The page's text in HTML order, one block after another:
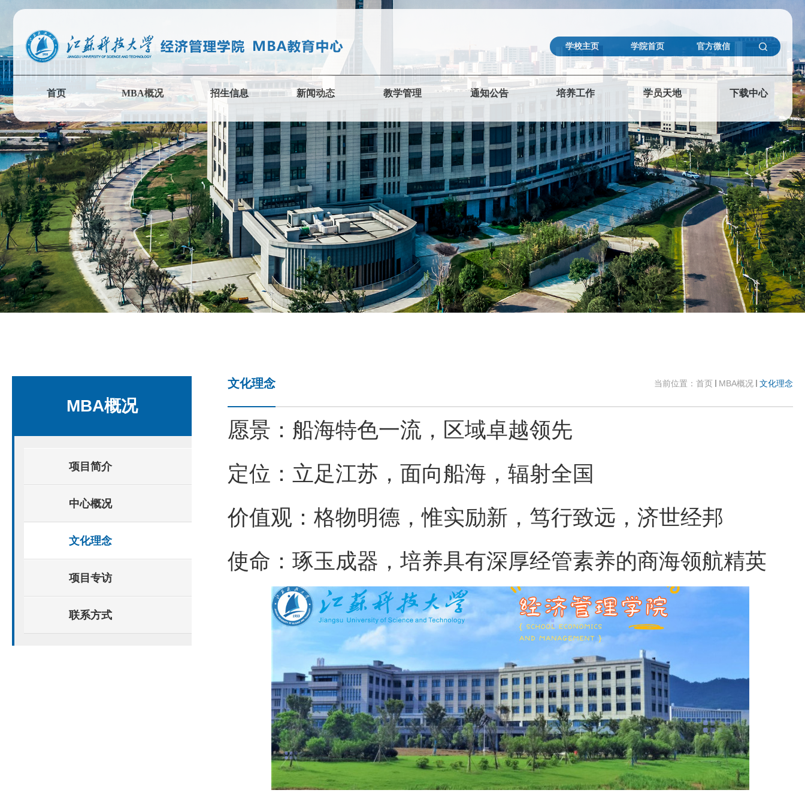
学校主页 学院首页 官方微信
首页 MBA概况 招生信息 新闻动态 教学管理 通知公告 培养工作 学员天地 下载中心
MBA概况
项目简介
中心概况
文化理念
项目专访
联系方式
当前位置： 首页 MBA概况 文化理念
文化理念
愿景：船海特色一流，区域卓越领先
定位：立足江苏，面向船海，辐射全国
价值观：格物明德，惟实励新，笃行致远，济世经邦
使命：琢玉成器，培养具有深厚经管素养的商海领航精英